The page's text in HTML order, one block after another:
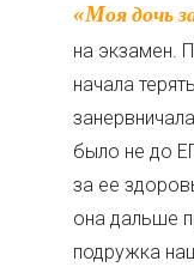
«Моя дочь заходила со своей подружкой
на экзамен.
начала
было не до
за ее
она дальше
подружка